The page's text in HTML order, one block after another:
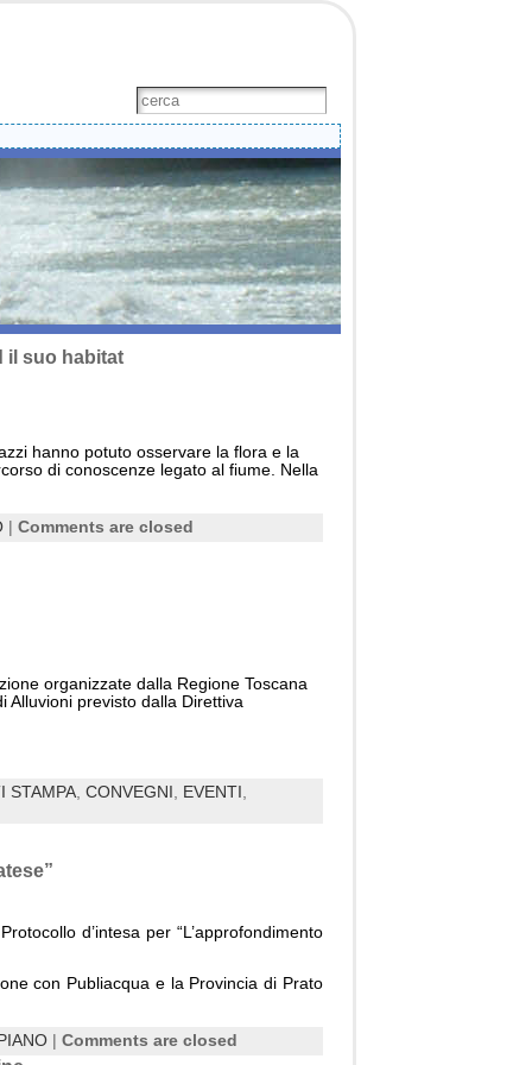
il suo habitat
hanno potuto osservare la flora e la
di conoscenze legato al fiume. Nella
| Comments are closed
organizzate dalla Regione Toscana
Alluvioni previsto dalla Direttiva
STAMPA, CONVEGNI , EVENTI ,
d’intesa per “L’approfondimento
con Publiacqua e la Provincia di Prato
| Comments are closed